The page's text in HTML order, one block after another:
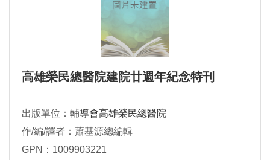
高雄榮民總醫院建院廿週年紀念特刊
出版單位： 輔導會高雄榮民總醫院
作/編/譯者：蕭基源總編輯
GPN：1009903221